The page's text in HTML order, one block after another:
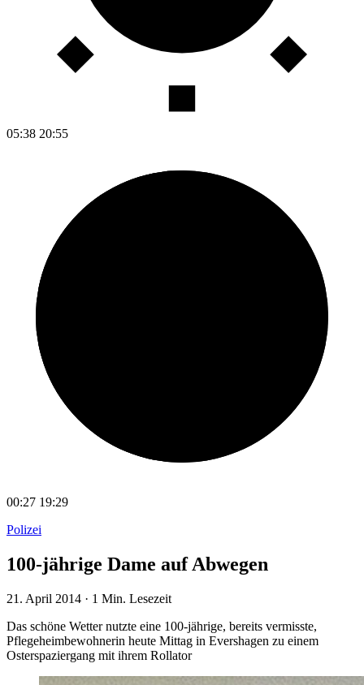
05:38 20:55
00:27 19:29
Polizei
100-jährige Dame auf Abwegen
21. April 2014 · 1 Min. Lesezeit
Das schöne Wetter nutzte eine 100-jährige, bereits vermisste,
Pflegeheimbewohnerin heute Mittag in Evershagen zu einem
Osterspaziergang mit ihrem Rollator